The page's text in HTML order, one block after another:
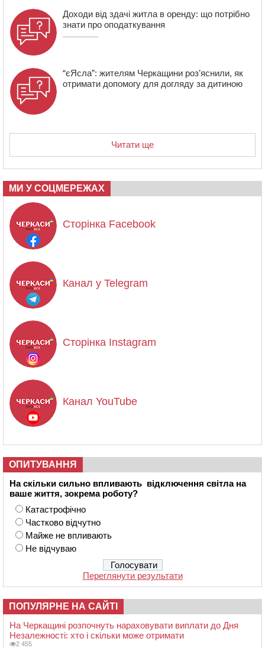
Доходи від здачі житла в оренду: що потрібно
знати про оподаткування
“єЯсла”: жителям Черкащини роз’яснили, як
отримати допомогу для догляду за дитиною
Читати ще
МИ У СОЦМЕРЕЖАХ
Сторінка Facebook
Канал у Telegram
Сторінка Instagram
Канал YouTube
ОПИТУВАННЯ
На скільки сильно впливають відключення світла на
ваше життя, зокрема роботу?
Катастрофічно
Частково відчутно
Майже не впливають
Не відчуваю
Переглянути результати
ПОПУЛЯРНЕ НА САЙТІ
На Черкащині розпочнуть нараховувати виплати до Дня
Незалежності: хто і скільки може отримати
2 455